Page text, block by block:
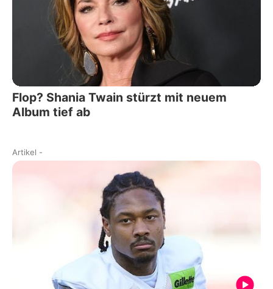
Flop? Shania Twain stürzt mit neuem
Album tief ab
Artikel -